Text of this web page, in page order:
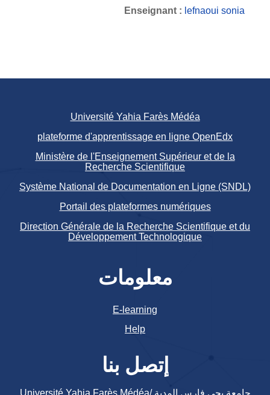
Enseignant : lefnaoui sonia
Université Yahia Farès Médéa
plateforme d'apprentissage en ligne OpenEdx
Ministère de l'Enseignement Supérieur et de la
Recherche Scientifique
Système National de Documentation en Ligne (SNDL)
Portail des plateformes numériques
Direction Générale de la Recherche Scientifique et du
Développement Technologique
معلومات
E-learning
Help
إتصل بنا
جامعة يحي فارس المدية /Université Yahia Farès Médéa